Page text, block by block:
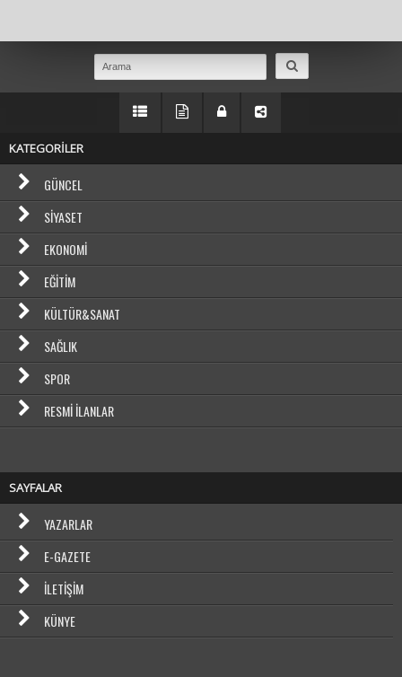
KATEGORİLER
GÜNCEL
SIYASET
EKONOMI
EĞITIM
KÜLTÜR&SANAT
SAĞLIK
SPOR
RESMI İLANLAR
SAYFALAR
YAZARLAR
E-GAZETE
İLETIŞIM
KÜNYE